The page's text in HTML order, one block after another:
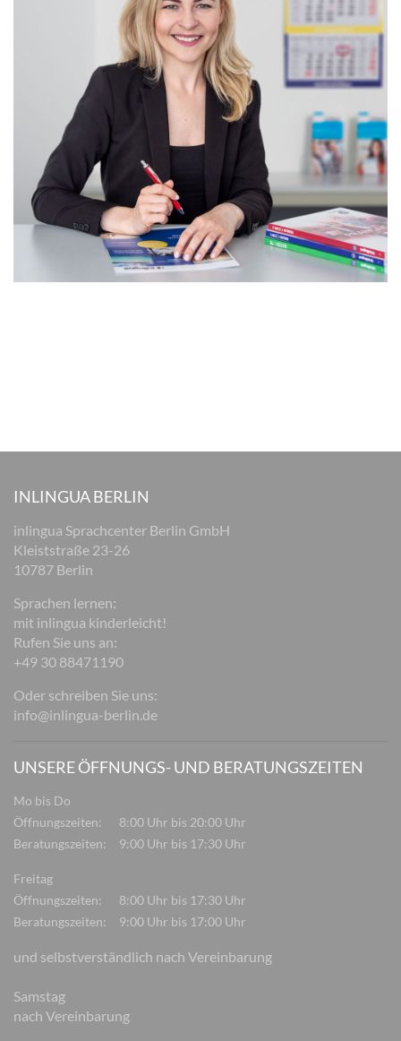
INLINGUA BERLIN
inlingua Sprachcenter Berlin GmbH
Kleiststraße 23-26
10787 Berlin
Sprachen lernen:
mit inlingua kinderleicht!
Rufen Sie uns an:
+49 30 88471190
Oder schreiben Sie uns:
info@inlingua-berlin.de
UNSERE ÖFFNUNGS- UND BERATUNGSZEITEN
Mo bis Do
Öffnungszeiten:
8:00 Uhr bis 20:00 Uhr
Beratungszeiten:
9:00 Uhr bis 17:30 Uhr
Freitag
Öffnungszeiten:
8:00 Uhr bis 17:30 Uhr
Beratungszeiten:
9:00 Uhr bis 17:00 Uhr
und selbstverständlich nach Vereinbarung
Samstag
nach Vereinbarung